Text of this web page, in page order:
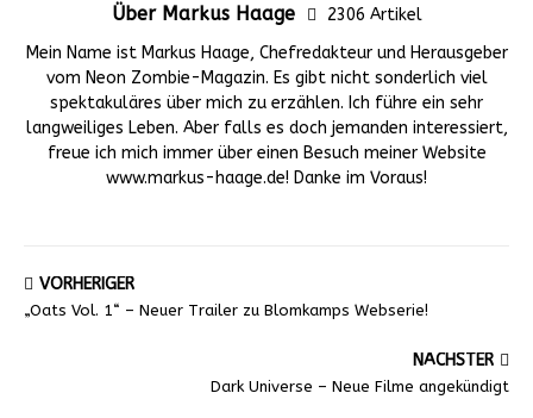
Über Markus Haage
2306 Artikel
Mein Name ist Markus Haage, Chefredakteur und Herausgeber
vom Neon Zombie-Magazin. Es gibt nicht sonderlich viel
spektakuläres über mich zu erzählen. Ich führe ein sehr
langweiliges Leben. Aber falls es doch jemanden interessiert,
freue ich mich immer über einen Besuch meiner Website
www.markus-haage.de! Danke im Voraus!
VORHERIGER
„Oats Vol. 1“ – Neuer Trailer zu Blomkamps Webserie!
NÄCHSTER
Dark Universe – Neue Filme angekündigt